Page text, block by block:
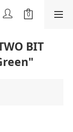
BIT